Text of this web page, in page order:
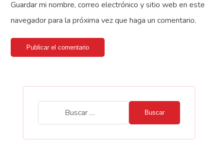
Guardar mi nombre, correo electrónico y sitio web en este
navegador para la próxima vez que haga un comentario.
Publicar el comentario
Buscar